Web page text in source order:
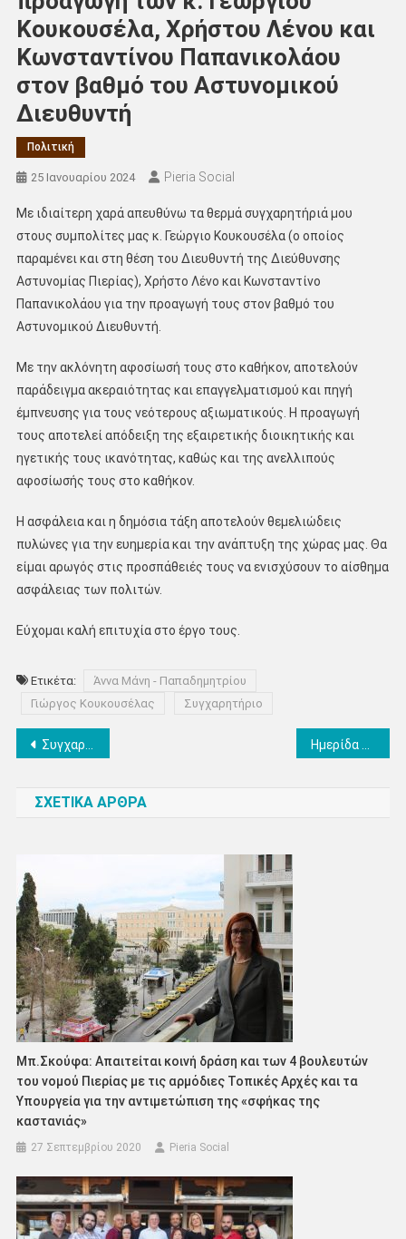
Κουκουσέλα, Χρήστου Λένου και
Κωνσταντίνου Παπανικολάου
στον βαθμό του Αστυνομικού
Διευθυντή
Πολιτική
25 Ιανουαρίου 2024 Pieria Social
Με ιδιαίτερη χαρά απευθύνω τα θερμά συγχαρητήριά μου
στους συμπολίτες μας κ. Γεώργιο Κουκουσέλα (ο οποίος
παραμένει και στη θέση του Διευθυντή της Διεύθυνσης
Αστυνομίας Πιερίας), Χρήστο Λένο και Κωνσταντίνο
Παπανικολάου για την προαγωγή τους στον βαθμό του
Αστυνομικού Διευθυντή.
Με την ακλόνητη αφοσίωσή τους στο καθήκον, αποτελούν
παράδειγμα ακεραιότητας και επαγγελματισμού και πηγή
έμπνευσης για τους νεότερους αξιωματικούς. Η προαγωγή
τους αποτελεί απόδειξη της εξαιρετικής διοικητικής και
ηγετικής τους ικανότητας, καθώς και της ανελλιπούς
αφοσίωσής τους στο καθήκον.
Η ασφάλεια και η δημόσια τάξη αποτελούν θεμελιώδεις
πυλώνες για την ευημερία και την ανάπτυξη της χώρας μας. Θα
είμαι αρωγός στις προσπάθειές τους να ενισχύσουν το αίσθημα
ασφάλειας των πολιτών.
Εύχομαι καλή επιτυχία στο έργο τους.
Ετικέτα:
Άννα Μάνη - Παπαδημητρίου
Γιώργος Κουκουσέλας
Συγχαρητήριο
Πλοήγηση
Συγχαρητήριο μήνυμα της Αντιπεριφερειάρχη Πιερίας Σοφίας Μαυρίδου για την προαγωγή του Γεωργίου Κουκουσέλα στο αξίωμα του Αστυνομικού Διευθυντή Ημερίδα του «Ολύμπιος Ζευς»-Κατερίνη της ΑΧΕΠΑ ΕΛΛΑΣ «Άνθρωπος και μέλλον 4.0» – Ανιχνεύοντας την καινοτομία στην εποχή της Τεχνικής Νοημοσύνης
ΣΧΕΤΙΚΑ ΑΡΘΡΑ
Μπ.Σκούφα: Απαιτείται κοινή δράση και των 4 βουλευτών
του νομού Πιερίας με τις αρμόδιες Τοπικές Αρχές και τα
Υπουργεία για την αντιμετώπιση της «σφήκας της
καστανιάς»
27 Σεπτεμβρίου 2020 Pieria Social